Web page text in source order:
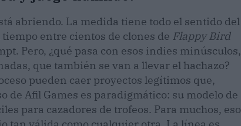
abriendo. La medida tiene todo el sentido del
entre cientos de clones de Flappy Bird
Pero, ¿qué pasa con esos indies minúsculos,
que también se van a llevar el hachazo?
pueden caer proyectos legítimos que,
de Afil Games es paradigmático: su modelo de
para cazadores de trofeos. Para muchos, eso